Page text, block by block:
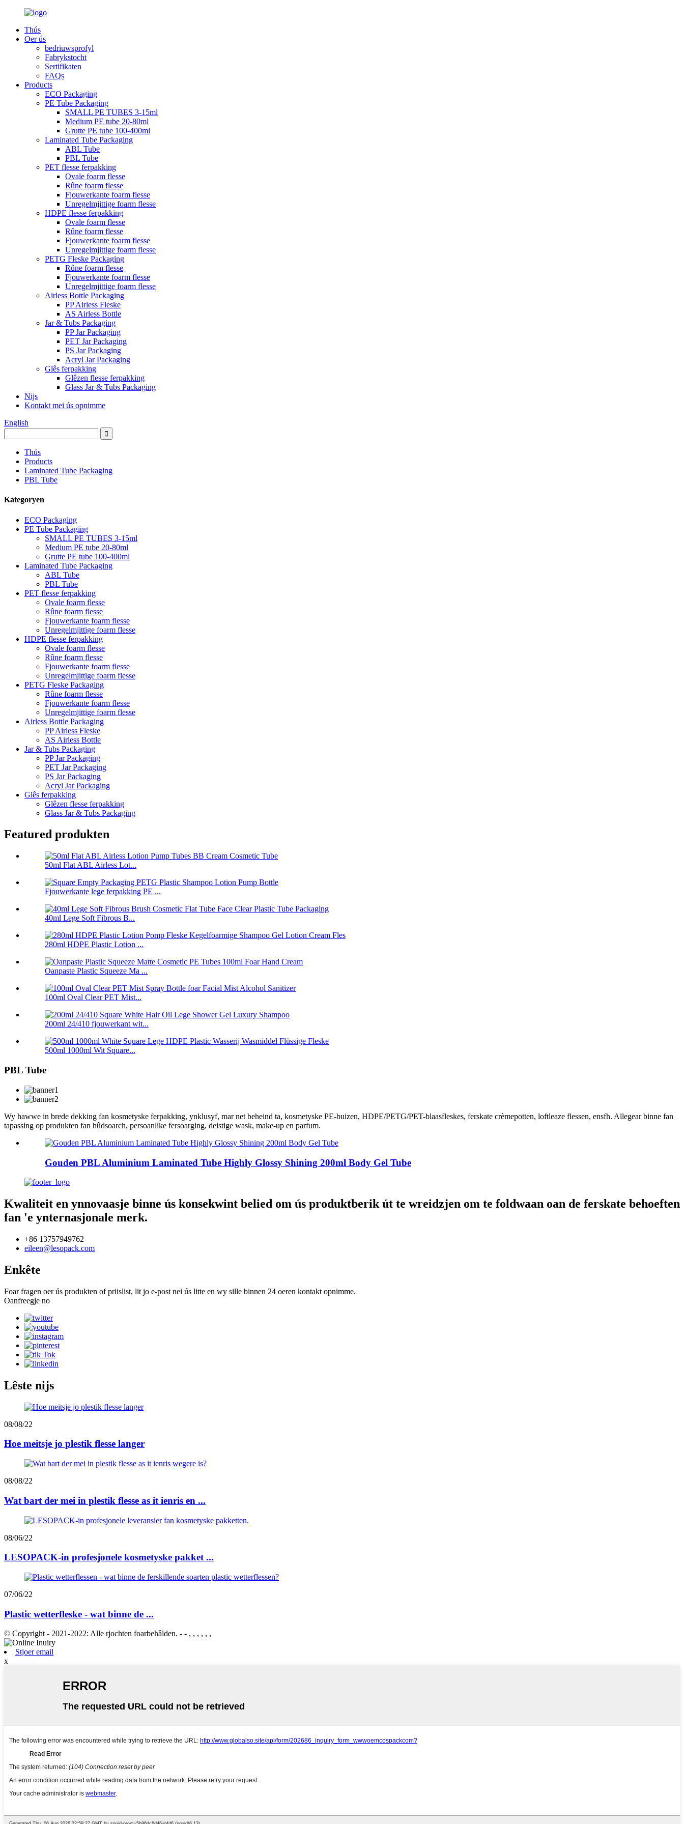
Thús
Oer ús
bedriuwsprofyl
Fabrykstocht
Sertifikaten
FAQs
Products
ECO Packaging
PE Tube Packaging
SMALL PE TUBES 3-15ml
Medium PE tube 20-80ml
Grutte PE tube 100-400ml
Laminated Tube Packaging
ABL Tube
PBL Tube
PET flesse ferpakking
Ovale foarm flesse
Rûne foarm flesse
Fjouwerkante foarm flesse
Unregelmjittige foarm flesse
HDPE flesse ferpakking
Ovale foarm flesse
Rûne foarm flesse
Fjouwerkante foarm flesse
Unregelmjittige foarm flesse
PETG Fleske Packaging
Rûne foarm flesse
Fjouwerkante foarm flesse
Unregelmjittige foarm flesse
Airless Bottle Packaging
PP Airless Fleske
AS Airless Bottle
Jar & Tubs Packaging
PP Jar Packaging
PET Jar Packaging
PS Jar Packaging
Acryl Jar Packaging
Glês ferpakking
Glêzen flesse ferpakking
Glass Jar & Tubs Packaging
Nijs
Kontakt mei ús opnimme
English
Thús
Products
Laminated Tube Packaging
PBL Tube
Kategoryen
ECO Packaging
PE Tube Packaging
SMALL PE TUBES 3-15ml
Medium PE tube 20-80ml
Grutte PE tube 100-400ml
Laminated Tube Packaging
ABL Tube
PBL Tube
PET flesse ferpakking
Ovale foarm flesse
Rûne foarm flesse
Fjouwerkante foarm flesse
Unregelmjittige foarm flesse
HDPE flesse ferpakking
Ovale foarm flesse
Rûne foarm flesse
Fjouwerkante foarm flesse
Unregelmjittige foarm flesse
PETG Fleske Packaging
Rûne foarm flesse
Fjouwerkante foarm flesse
Unregelmjittige foarm flesse
Airless Bottle Packaging
PP Airless Fleske
AS Airless Bottle
Jar & Tubs Packaging
PP Jar Packaging
PET Jar Packaging
PS Jar Packaging
Acryl Jar Packaging
Glês ferpakking
Glêzen flesse ferpakking
Glass Jar & Tubs Packaging
Featured produkten
50ml Flat ABL Airless Lot...
Fjouwerkante lege ferpakking PE ...
40ml Lege Soft Fibrous B...
280ml HDPE Plastic Lotion ...
Oanpaste Plastic Squeeze Ma ...
100ml Oval Clear PET Mist...
200ml 24/410 fjouwerkant wit...
500ml 1000ml Wit Square...
PBL Tube
Wy hawwe in brede dekking fan kosmetyske ferpakking, ynklusyf, mar net beheind ta, kosmetyske PE-buizen, HDPE/PETG/PET-blaasfleskes, ferskate crèmepotten, loftleaze flessen, ensfh. Allegear binne fan
tapassing op produkten fan hûdsoarch, persoanlike fersoarging, deistige wask, make-up en parfum.
Gouden PBL Aluminium Laminated Tube Highly Glossy Shining 200ml Body Gel Tube
Kwaliteit en ynnovaasje binne ús konsekwint belied om ús produktberik út te wreidzjen om te foldwaan oan de ferskate behoeften
fan 'e ynternasjonale merk.
+86 13757949762
eileen@lesopack.com
Enkête
Foar fragen oer ús produkten of priislist, lit jo e-post nei ús litte en wy sille binnen 24 oeren kontakt opnimme.
Oanfreegje no
Lêste nijs
08/08/22
Hoe meitsje jo plestik flesse langer
08/08/22
Wat bart der mei in plestik flesse as it ienris en ...
08/06/22
LESOPACK-in profesjonele kosmetyske pakket ...
07/06/22
Plastic wetterfleske - wat binne de ...
© Copyright - 2021-2022: Alle rjochten foarbehâlden. - - , , , , , ,
Stjoer email
x